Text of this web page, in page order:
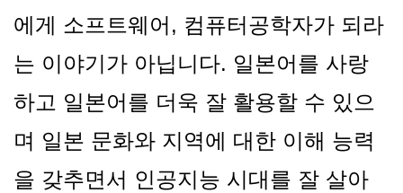
에게 소프트웨어, 컴퓨터공학자가 되라
는 이야기가 아닙니다. 일본어를 사랑
하고 일본어를 더욱 잘 활용할 수 있으
며 일본 문화와 지역에 대한 이해 능력
을 갖추면서 인공지능 시대를 잘 살아